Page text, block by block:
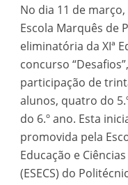
No dia 11 de
Escola Marquês de
eliminatória da XIª
concurso
participação de
alunos, quatro do
do 6.º ano. Esta
promovida pela
Educação e
(ESECS) do